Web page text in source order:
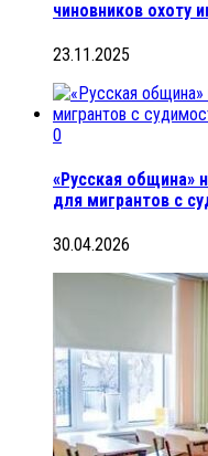
чиновников охоту
23.11.2025
0
«Русская община»
для мигрантов с
30.04.2026